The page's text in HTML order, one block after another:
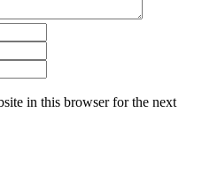
in this browser for the next